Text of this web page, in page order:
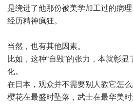
是绕进了他那份被美学加工过的病
经历精神疯狂。
当然，也有其他因素。
比如，这种“自毁”的张力，本就彰
化。
在日本，观众并不需要别人教它怎么
樱花在最盛时坠落，武士在最华美